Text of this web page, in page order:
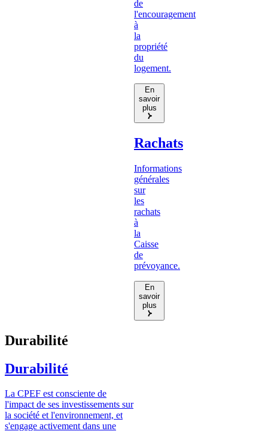
de
l'encouragement
à
la
propriété
du
logement.
En
savoir
plus
Rachats
Informations
générales
sur
les
rachats
à
la
Caisse
de
prévoyance.
En
savoir
plus
Durabilité
Durabilité
La CPEF est consciente de
l'impact de ses investissements sur
la société et l'environnement, et
s'engage activement dans une